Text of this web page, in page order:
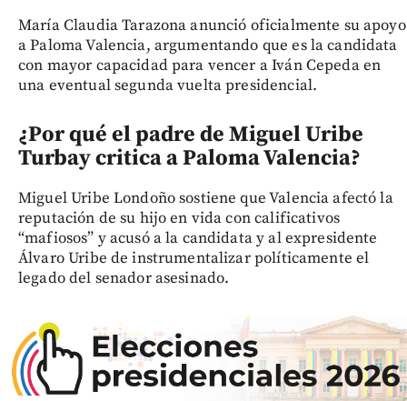
María Claudia Tarazona anunció oficialmente su apoyo
a Paloma Valencia, argumentando que es la candidata
con mayor capacidad para vencer a Iván Cepeda en
una eventual segunda vuelta presidencial.
¿Por qué el padre de Miguel Uribe
Turbay critica a Paloma Valencia?
Miguel Uribe Londoño sostiene que Valencia afectó la
reputación de su hijo en vida con calificativos
“mafiosos” y acusó a la candidata y al expresidente
Álvaro Uribe de instrumentalizar políticamente el
legado del senador asesinado.